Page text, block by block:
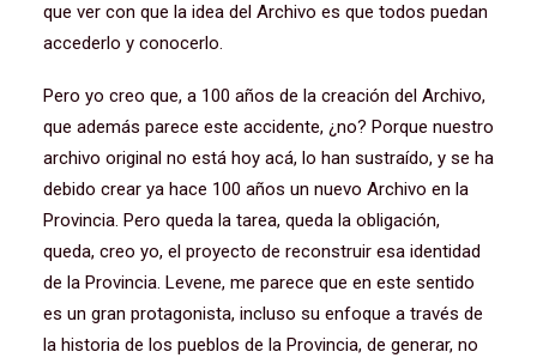
que ver con que la idea del Archivo es que todos puedan
accederlo y conocerlo.
Pero yo creo que, a 100 años de la creación del Archivo,
que además parece este accidente, ¿no? Porque nuestro
archivo original no está hoy acá, lo han sustraído, y se ha
debido crear ya hace 100 años un nuevo Archivo en la
Provincia. Pero queda la tarea, queda la obligación,
queda, creo yo, el proyecto de reconstruir esa identidad
de la Provincia. Levene, me parece que en este sentido
es un gran protagonista, incluso su enfoque a través de
la historia de los pueblos de la Provincia, de generar, no